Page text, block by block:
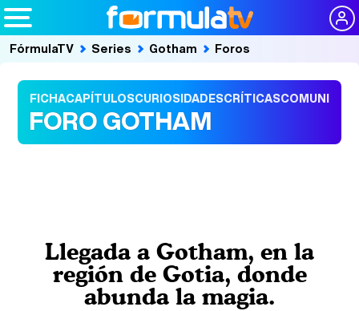
FórmulaTV Series Gotham Foros
FICHACAPÍTULOSCURIOSIDADESCRÍTICASCOMUNIDAD
FORO GOTHAM
Llegada a Gotham, en la
región de Gotia, donde
abunda la magia.